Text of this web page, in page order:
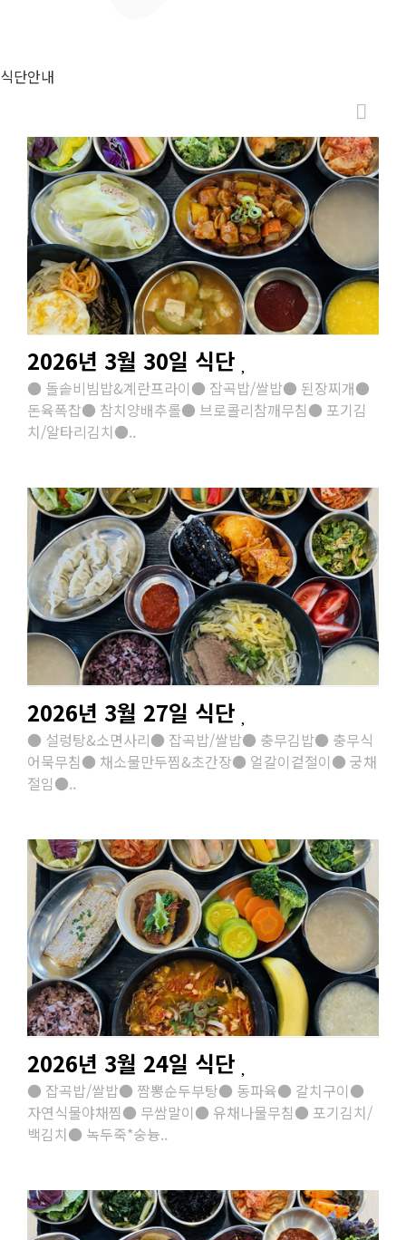
식단안내
2026년 3월 30일 식단
● 돌솥비빔밥&계란프라이● 잡곡밥/쌀밥● 된장찌개●
돈육폭찹● 참치양배추롤● 브로콜리참깨무침● 포기김
치/알타리김치●..
2026년 3월 27일 식단
● 설렁탕&소면사리● 잡곡밥/쌀밥● 충무김밥● 충무식
어묵무침● 채소물만두찜&초간장● 얼갈이겉절이● 궁채
절임●..
2026년 3월 24일 식단
● 잡곡밥/쌀밥● 짬뽕순두부탕● 동파육● 갈치구이●
자연식물야채찜● 무쌈말이● 유채나물무침● 포기김치/
백김치● 녹두죽*숭늉..